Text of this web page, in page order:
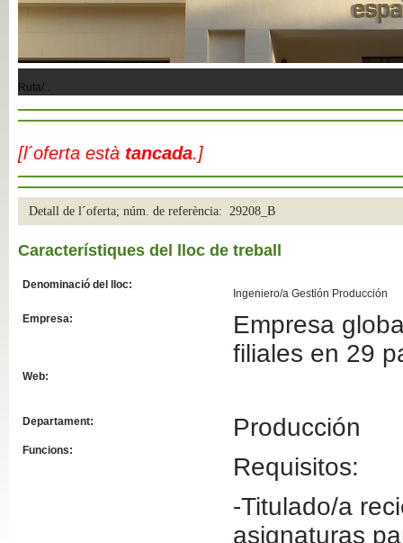
Ruta/..
[l´oferta està tancada.]
Detall de l´oferta; núm. de referència: 29208_B
Característiques del lloc de treball
Denominació del lloc:
Ingeniero/a Gestión Producción
Empresa:
Empresa
filiales en 29
Web:
Departament: Producción
Funcions:
Requisitos:
-Titulado/a
asignaturas